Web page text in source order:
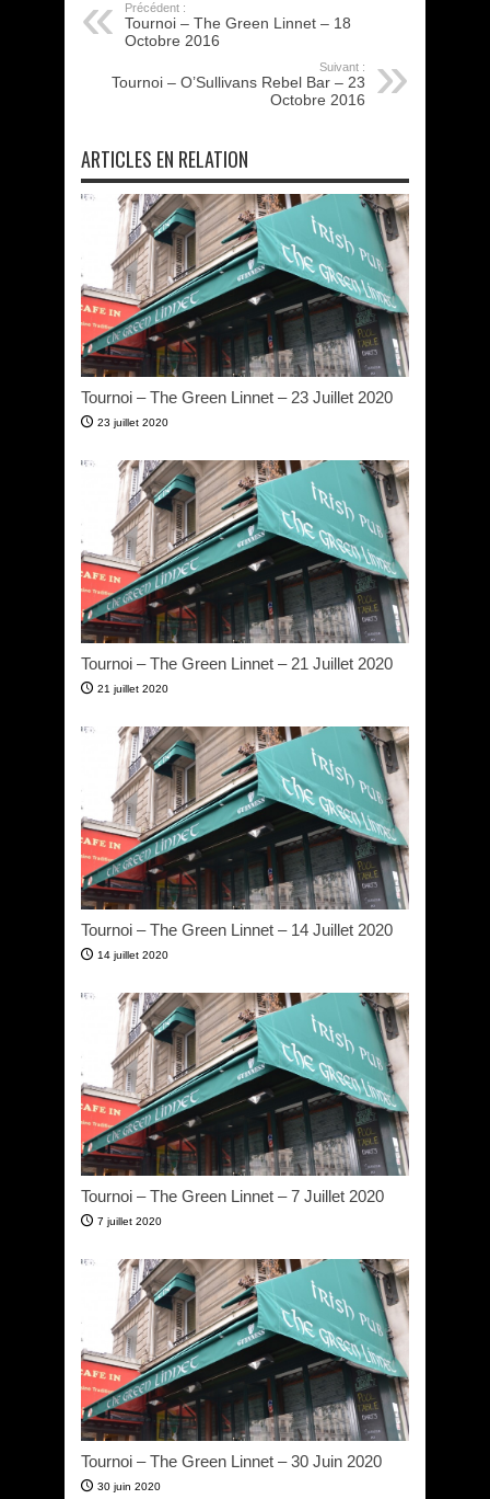
Précédent :
Tournoi – The Green Linnet – 18
Octobre 2016
Suivant :
Tournoi – O’Sullivans Rebel Bar – 23
Octobre 2016
ARTICLES EN RELATION
Tournoi – The Green Linnet – 23 Juillet 2020
23 juillet 2020
Tournoi – The Green Linnet – 21 Juillet 2020
21 juillet 2020
Tournoi – The Green Linnet – 14 Juillet 2020
14 juillet 2020
Tournoi – The Green Linnet – 7 Juillet 2020
7 juillet 2020
Tournoi – The Green Linnet – 30 Juin 2020
30 juin 2020